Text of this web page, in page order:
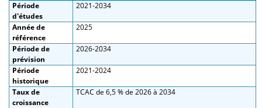
Période
d'études
2021-2034
Année de
référence
2025
Période de
prévision
2026-2034
Période
historique
2021-2024
Taux de
croissance
TCAC de 6,5 % de 2026 à 2034